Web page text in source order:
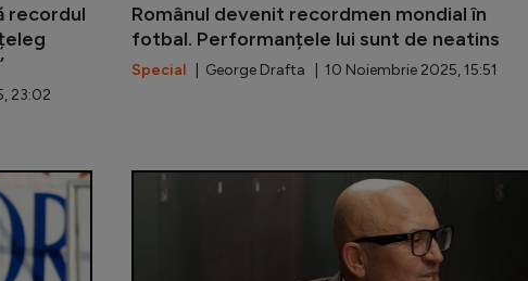
recordul
23:02
Românul devenit recordmen mondial în
fotbal. Performanțele lui sunt de neatins
Special | George Drafta | 10 Noiembrie 2025, 15:51